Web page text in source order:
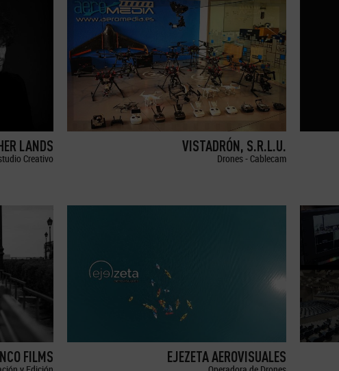
LANDS
Creativo
VISTADRÓN, S.R.L.U.
Drones - Cablecam
FILMS EJEZETA AEROVISUALES